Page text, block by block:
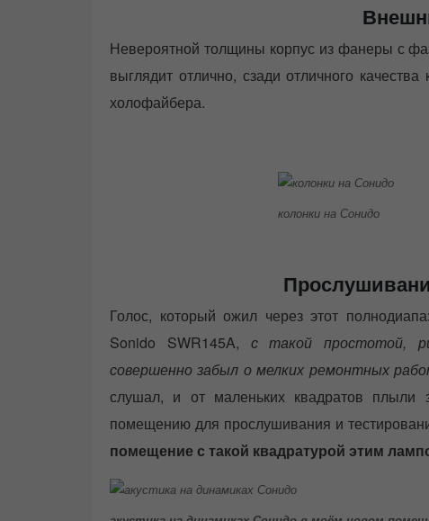
Невероятной толщины корпус из фанеры с
выглядит отлично, сзади отличного
холофайбера.
колонки на Сонидо
Голос, который ожил через этот
Sonido SWR145A, с такой простотой,
совершенно забыл о мелких ремонтных
слушал, и от маленьких квадратов
помещению для прослушивания и
помещение с такой квадратурой этим